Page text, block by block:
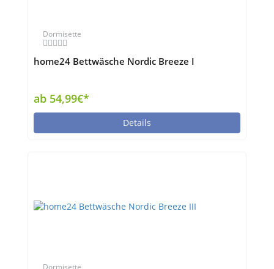
Dormisette
home24 Bettwäsche Nordic Breeze I
ab 54,99€*
Details
Dormisette